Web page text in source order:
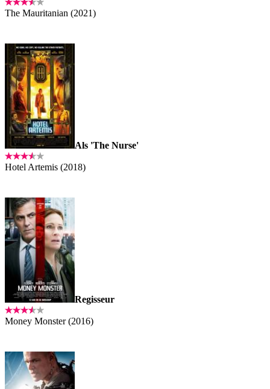
The Mauritanian (2021)
Als 'The Nurse'
Hotel Artemis (2018)
Regisseur
Money Monster (2016)